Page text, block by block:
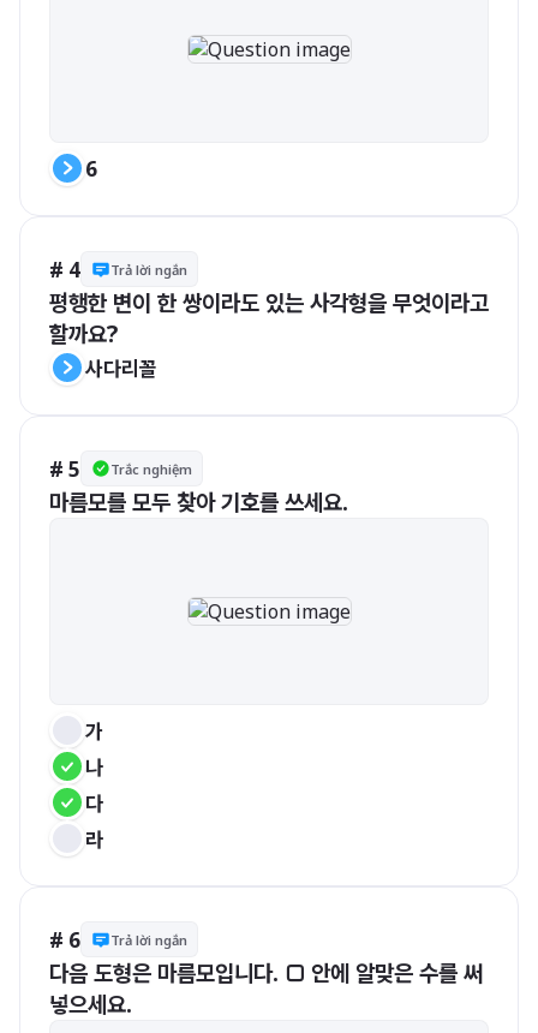
6
# 4 Trả lời ngắn
평행한 변이 한 쌍이라도 있는 사각형을 무엇이라고
할까요?
사다리꼴
# 5 Trắc nghiệm
마름모를 모두 찾아 기호를 쓰세요.
가
나
다
라
# 6 Trả lời ngắn
다음 도형은 마름모입니다. □ 안에 알맞은 수를 써
넣으세요.